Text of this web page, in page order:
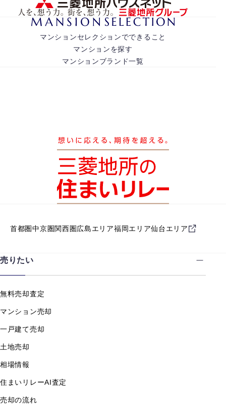
マンションセレクションでできること
マンションを探す
マンションブランド一覧
首都圏中京圏関西圏広島エリア福岡エリア仙台エリア
売りたい
無料売却査定
マンション売却
一戸建て売却
土地売却
相場情報
住まいリレーAI査定
売却の流れ